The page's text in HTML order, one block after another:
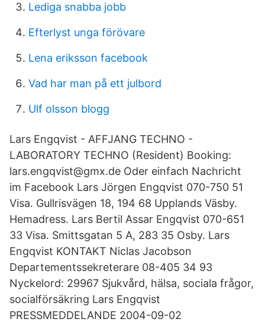
Lediga snabba jobb
Efterlyst unga förövare
Lena eriksson facebook
Vad har man på ett julbord
Ulf olsson blogg
Lars Engqvist - AFFJANG TECHNO -
LABORATORY TECHNO (Resident) Booking:
lars.engqvist@gmx.de Oder einfach Nachricht
im Facebook Lars Jörgen Engqvist 070-750 51
Visa. Gullrisvägen 18, 194 68 Upplands Väsby.
Hemadress. Lars Bertil Assar Engqvist 070-651
33 Visa. Smittsgatan 5 A, 283 35 Osby. Lars
Engqvist KONTAKT Niclas Jacobson
Departementssekreterare 08-405 34 93
Nyckelord: 29967 Sjukvård, hälsa, sociala frågor,
socialförsäkring Lars Engqvist
PRESSMEDDELANDE 2004-09-02